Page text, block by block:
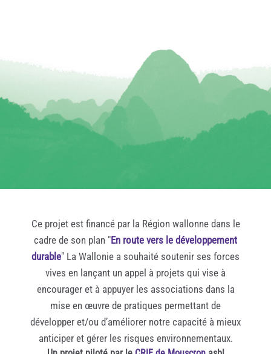
Ce projet est financé par la Région wallonne dans le
cadre de son plan "En route vers le développement
durable" La Wallonie a souhaité soutenir ses forces
vives en lançant un appel à projets qui vise à
encourager et à appuyer les associations dans la
mise en œuvre de pratiques permettant de
développer et/ou d’améliorer notre capacité à mieux
anticiper et gérer les risques environnementaux.